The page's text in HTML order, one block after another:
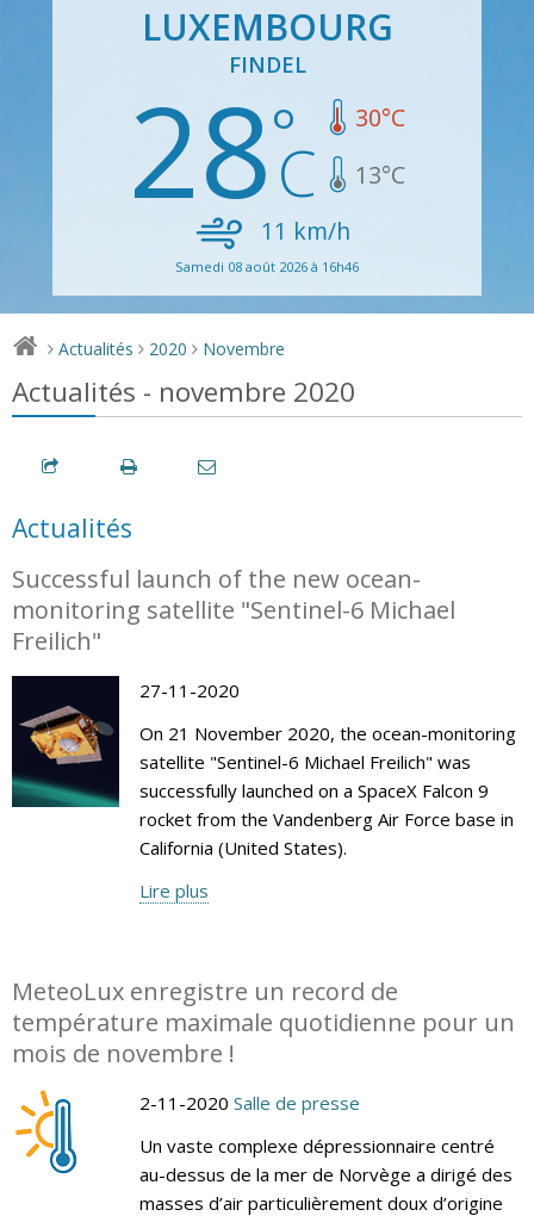
LUXEMBOURG
FINDEL
28 30°C
13°C
11 km/h
Samedi 08 août 2026 à 16h46
> Actualités > 2020 > Novembre
Actualités - novembre 2020
Actualités
Successful launch of the new ocean-
monitoring satellite "Sentinel-6 Michael
Freilich"
27-11-2020
On 21 November 2020, the ocean-monitoring
satellite "Sentinel-6 Michael Freilich" was
successfully launched on a SpaceX Falcon 9
rocket from the Vandenberg Air Force base in
California (United States).
Lire plus
MeteoLux enregistre un record de
température maximale quotidienne pour un
mois de novembre !
2-11-2020 Salle de presse
Un vaste complexe dépressionnaire centré
au-dessus de la mer de Norvège a dirigé des
masses d’air particulièrement doux d’origine